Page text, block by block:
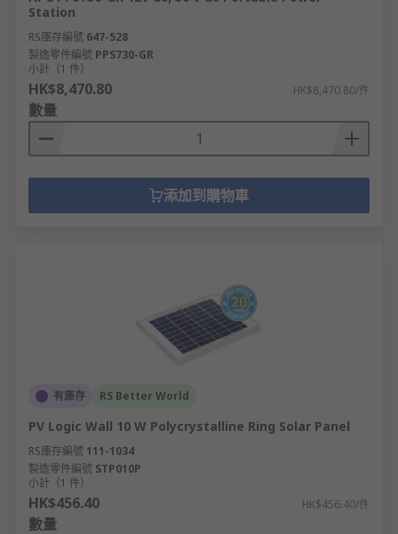
Station
RS庫存編號 647-528
製造零件編號 PPS730-GR
小計（1 件）
HK$8,470.80 HK$8,470.80/件
數量
添加到購物車
有庫存 RS Better World
PV Logic Wall 10 W Polycrystalline Ring Solar Panel
RS庫存編號 111-1034
製造零件編號 STP010P
小計（1 件）
HK$456.40 HK$456.40/件
數量